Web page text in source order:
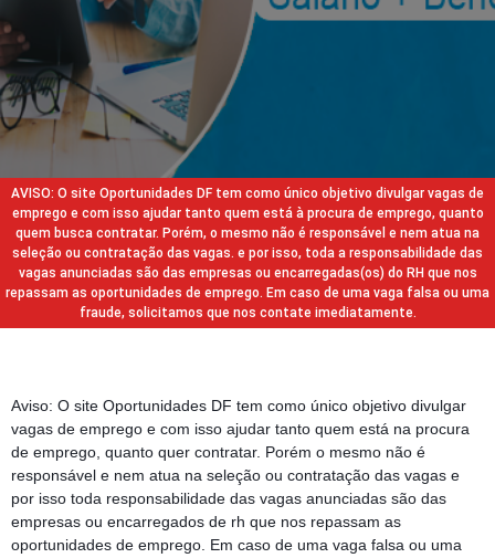
AVISO: O site Oportunidades DF tem como único objetivo divulgar vagas de
emprego e com isso ajudar tanto quem está à procura de emprego, quanto
quem busca contratar. Porém, o mesmo não é responsável e nem atua na
seleção ou contratação das vagas. e por isso, toda a responsabilidade das
vagas anunciadas são das empresas ou encarregadas(os) do RH que nos
repassam as oportunidades de emprego. Em caso de uma vaga falsa ou uma
fraude, solicitamos que nos contate imediatamente.
Aviso: O site Oportunidades DF tem como único objetivo divulgar
vagas de emprego e com isso ajudar tanto quem está na procura
de emprego, quanto quer contratar. Porém o mesmo não é
responsável e nem atua na seleção ou contratação das vagas e
por isso toda responsabilidade das vagas anunciadas são das
empresas ou encarregados de rh que nos repassam as
oportunidades de emprego. Em caso de uma vaga falsa ou uma